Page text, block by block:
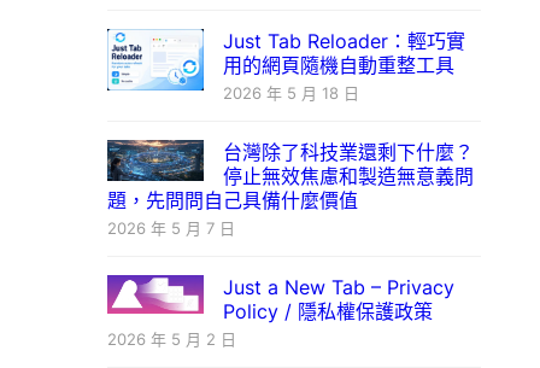
Just Tab Reloader：輕巧實
用的網頁隨機自動重整工具
2026 年 5 月 18 日
台灣除了科技業還剩下什麼？
停止無效焦慮和製造無意義問
題，先問問自己具備什麼價值
2026 年 5 月 7 日
Just a New Tab – Privacy
Policy / 隱私權保護政策
2026 年 5 月 2 日